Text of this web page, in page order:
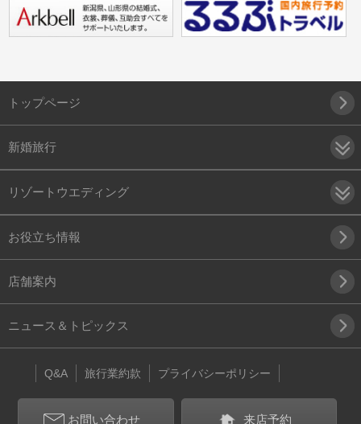
トップページ
新婚旅行
リゾートウエディング
お役立ち情報
店舗案内
ニュース＆トピックス
Q&A 旅行業約款 プライバシーポリシー
お問い合わせ 来店予約